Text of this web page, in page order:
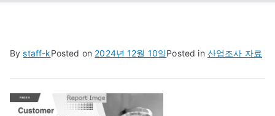
Bystaff-kPosted on 2024년 12월 10일Posted in 산업조사 자료